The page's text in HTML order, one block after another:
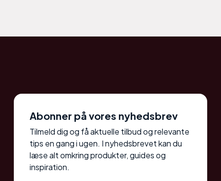
Abonner på vores nyhedsbrev
Tilmeld dig og få aktuelle tilbud og relevante
tips en gang i ugen. I nyhedsbrevet kan du
læse alt omkring produkter, guides og
inspiration.